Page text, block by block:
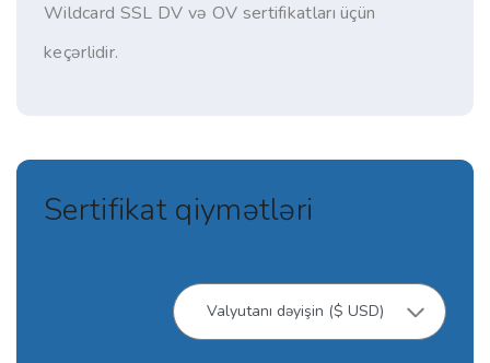
Wildcard SSL DV və OV sertifikatları üçün
keçərlidir.
Sertifikat qiymətləri